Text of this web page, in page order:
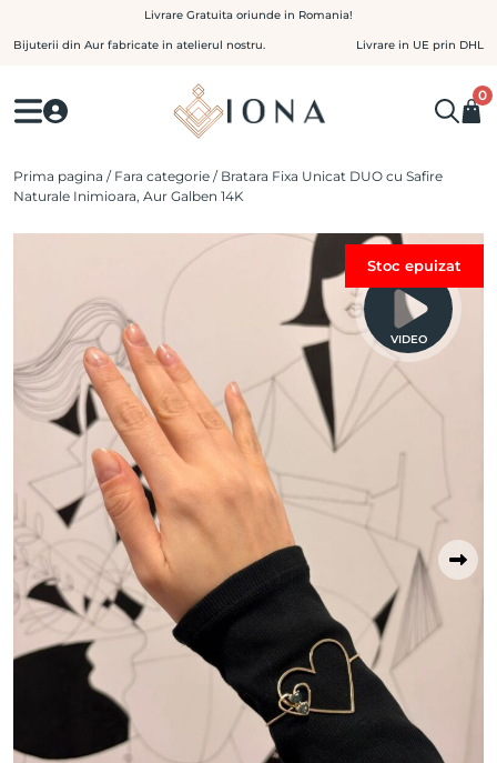
to
Livrare Gratuita oriunde in Romania!
Bijuterii din Aur fabricate in atelierul nostru. Livrare in UE prin DHL
0
Prima pagina / Fara categorie / Bratara Fixa Unicat DUO cu Safire
Naturale Inimioara, Aur Galben 14K
Stoc epuizat
VIDEO